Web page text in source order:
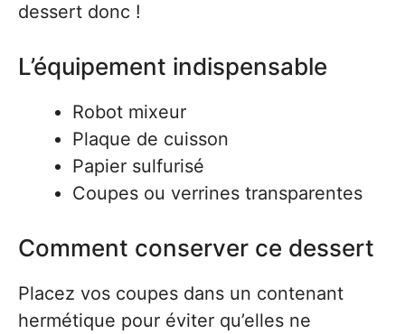
dessert donc !
L’équipement indispensable
Robot mixeur
Plaque de cuisson
Papier sulfurisé
Coupes ou verrines transparentes
Comment conserver ce dessert
Placez vos coupes dans un contenant
hermétique pour éviter qu’elles ne